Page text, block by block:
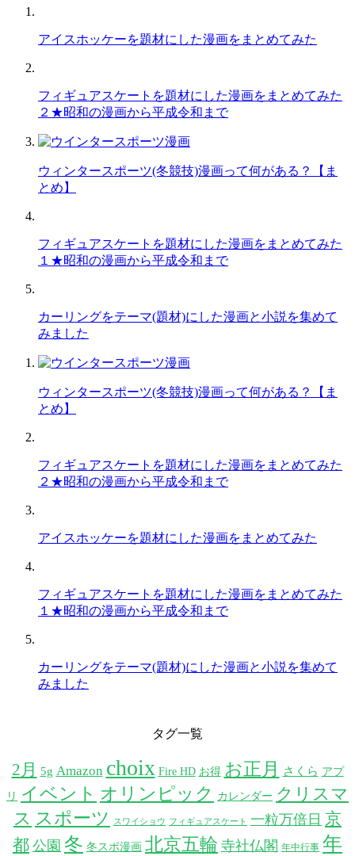
アイスホッケーを題材にした漫画をまとめてみた
フィギュアスケートを題材にした漫画をまとめてみた
２★昭和の漫画から平成令和まで
ウィンタースポーツ(冬競技)漫画って何がある？【ま
とめ】
フィギュアスケートを題材にした漫画をまとめてみた
１★昭和の漫画から平成令和まで
カーリングをテーマ(題材)にした漫画と小説を集めて
みました
ウィンタースポーツ(冬競技)漫画って何がある？【ま
とめ】
フィギュアスケートを題材にした漫画をまとめてみた
２★昭和の漫画から平成令和まで
アイスホッケーを題材にした漫画をまとめてみた
フィギュアスケートを題材にした漫画をまとめてみた
１★昭和の漫画から平成令和まで
カーリングをテーマ(題材)にした漫画と小説を集めて
みました
タグ一覧
2月 5g Amazon choix Fire HD お得 お正月 さくら アプ
リ イベント オリンピック カレンダー クリスマ
ス スポーツ スワイショウ フィギュアスケート 一粒万倍日 京
都 公園 冬 冬スポ漫画 北京五輪 寺社仏閣 年中行事 年